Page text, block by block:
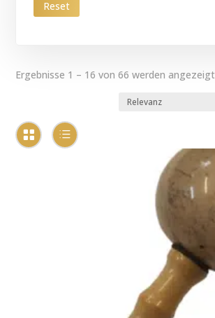
Reset
Ergebnisse 1 – 16 von 66 werden angezeigt